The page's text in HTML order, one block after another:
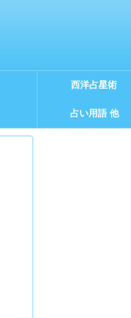
西洋占星術
占い用語 他